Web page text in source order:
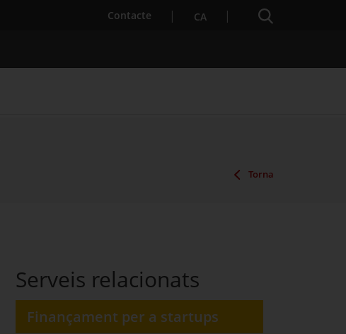
Contacte . Obre en una nova finestra.
CA Cercador
Torna
Serveis relacionats
Finançament per a startups